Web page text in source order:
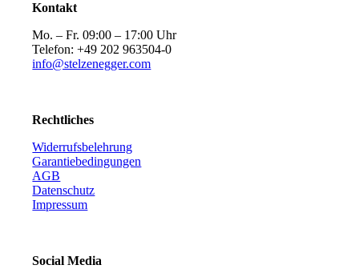
Kontakt
Mo. – Fr. 09:00 – 17:00 Uhr
Telefon: +49 202 963504-0
info@stelzenegger.com
Rechtliches
Widerrufsbelehrung
Garantiebedingungen
AGB
Datenschutz
Impressum
Social Media